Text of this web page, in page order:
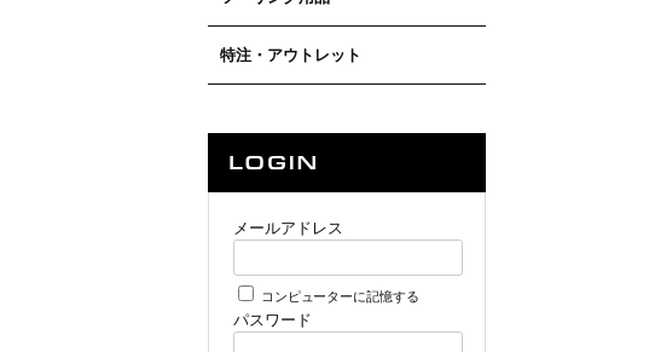
特注・アウトレット
メールアドレス
コンピューターに記憶する
パスワード